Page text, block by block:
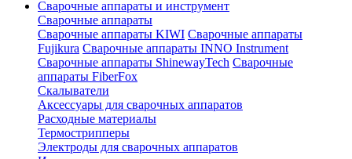
Сварочные аппараты и инструмент
Сварочные аппараты
Сварочные аппараты KIWI Сварочные аппараты
Fujikura Сварочные аппараты INNO Instrument
Сварочные аппараты ShinewayTech Cварочные
аппараты FiberFox
Скалыватели
Аксессуары для сварочных аппаратов
Расходные материалы
Термострипперы
Электроды для сварочных аппаратов